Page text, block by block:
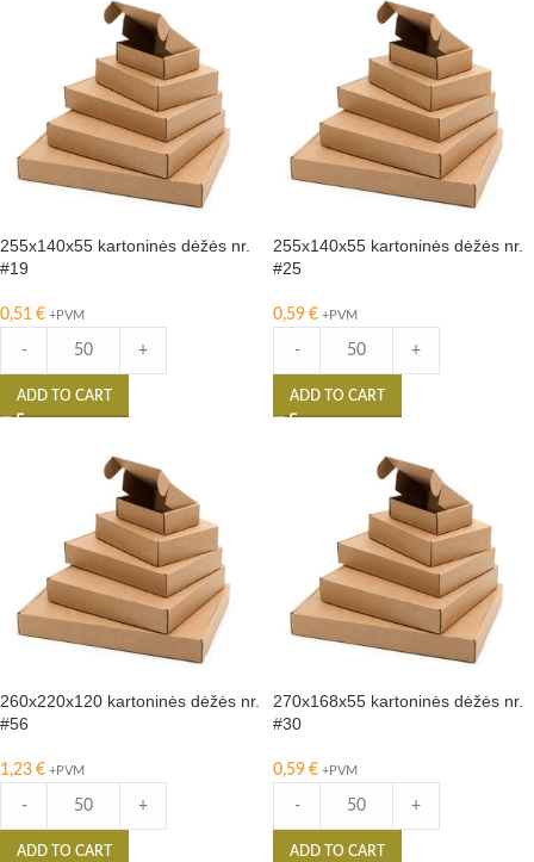
255x140x55 kartoninės dėžės nr.
#19
0,51 € +PVM
- +
ADD TO CART
255x140x55 kartoninės dėžės nr.
#25
0,59 € +PVM
- +
ADD TO CART
260x220x120 kartoninės dėžės nr.
#56
1,23 € +PVM
- +
ADD TO CART
270x168x55 kartoninės dėžės nr.
#30
0,59 € +PVM
- +
ADD TO CART